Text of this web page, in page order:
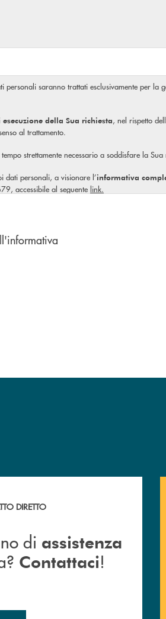
saranno trattati esclusivamente per la
esecuzione della Sua richiesta, nel rispetto
al trattamento.
strettamente necessario a soddisfare la
dati personali, a visionare l’informativa
accessibile al seguente link.
immediata? Contattaci !
DIRETTO
di assistenza
Contattaci!